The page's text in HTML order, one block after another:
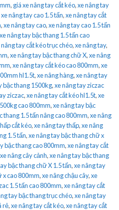
, giá xe nâng tay cắt kéo,xe nâng tay
xe nâng tay cao 1.5 tấn,xe nâng tay cắt
,xe nâng tay cao,xe nâng tay cao 1.5 tấn
xe nâng tay bậc thang 1.5 tấn cao
nâng tay cắt kéo trục chéo,xe nâng tay,
,xe nâng tay bậc thang chữ X,xe nâng
,xe nâng tay cắt kéo cao 800mm,xe
hl1.5t,xe nâng hàng,xe nâng tay
bậc thang 1500kg,xe nâng tay ziczac
ziczac,xe nâng tay cắt kéo hl1.5t,xe
cao 800mm,xe nâng tay bậc
thang 1.5 tấn nâng cao 800mm,xe nâng
cắt kéo,xe nâng tay thấp,xe nâng
1.5 tấn,xe nâng tay bậc thang chữ x
bậc thang cao 800mm,xe nâng tay cắt
xe nâng cây cảnh,xe nâng tay bậc thang
bậc thang chữ X 1.5 tấn,xe nâng tay
x cao 800mm,xe nâng chậu cây,xe
1.5 tấn cao 800mm,xe nâng tay cắt
tay bậc thang trục chéo,xe nâng tay
rẻ,xe nâng tay cắt kéo,xe nâng tay cắt